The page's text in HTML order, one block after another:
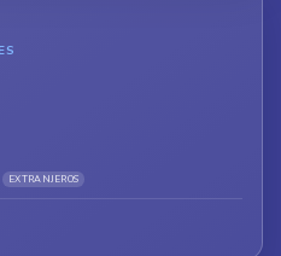
EXTRANJEROS